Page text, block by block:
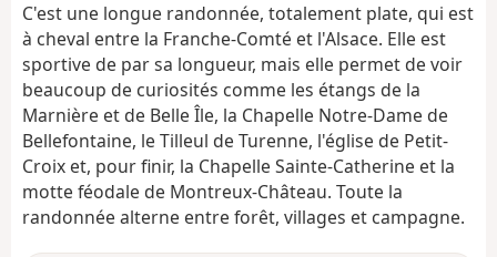
i
a
C'est une longue randonnée, totalement plate, qui est
à cheval entre la Franche-Comté et l'Alsace. Elle est
sportive de par sa longueur, mais elle permet de voir
beaucoup de curiosités comme les étangs de la
Marnière et de Belle Île, la Chapelle Notre-Dame de
Bellefontaine, le Tilleul de Turenne, l'église de Petit-
Croix et, pour finir, la Chapelle Sainte-Catherine et la
motte féodale de Montreux-Château. Toute la
randonnée alterne entre forêt, villages et campagne.